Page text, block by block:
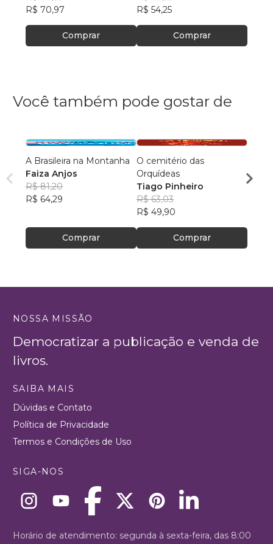
R$ 70,97
Comprar
R$ 54,25
Comprar
Você também pode gostar de
A Brasileira na Montanha
Faiza Anjos
R$ 81,20
R$ 64,29
Comprar
O cemitério das
Orquídeas
Tiago Pinheiro
R$ 63,03
R$ 49,90
Comprar
NOSSA MISSÃO
Democratizar a publicação e venda de
livros.
SAIBA MAIS
Dúvidas e Contato
Política de Privacidade
Termos e Condições de Uso
SIGA-NOS
Horário de atendimento: segunda à sexta-feira, das 8:00